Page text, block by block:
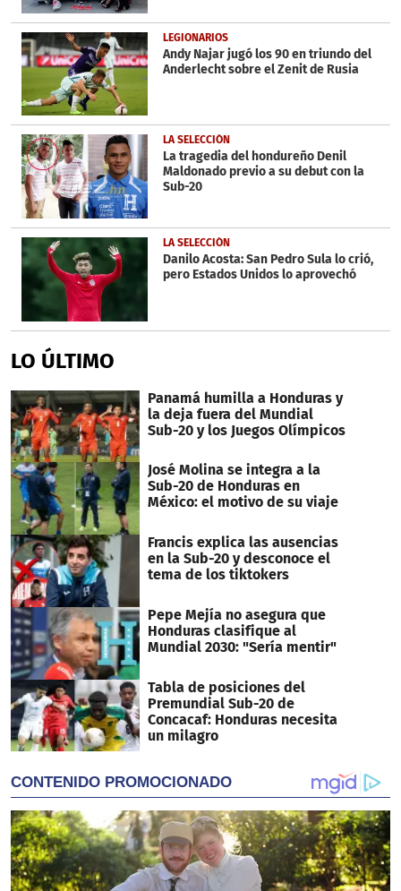
LEGIONARIOS
Andy Najar jugó los 90 en triundo del
Anderlecht sobre el Zenit de Rusia
LA SELECCIÓN
La tragedia del hondureño Denil
Maldonado previo a su debut con la
Sub-20
LA SELECCIÓN
Danilo Acosta: San Pedro Sula lo crió,
pero Estados Unidos lo aprovechó
LO ÚLTIMO
Panamá humilla a Honduras y
la deja fuera del Mundial
Sub-20 y los Juegos Olímpicos
José Molina se integra a la
Sub-20 de Honduras en
México: el motivo de su viaje
Francis explica las ausencias
en la Sub-20 y desconoce el
tema de los tiktokers
Pepe Mejía no asegura que
Honduras clasifique al
Mundial 2030: "Sería mentir"
Tabla de posiciones del
Premundial Sub-20 de
Concacaf: Honduras necesita
un milagro